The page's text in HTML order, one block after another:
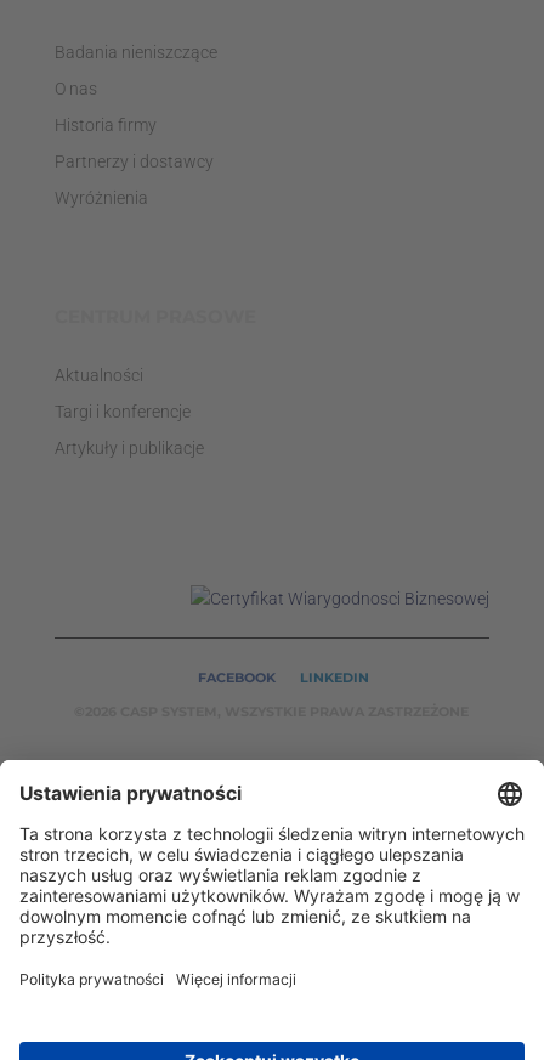
Badania nieniszczące
O nas
Historia firmy
Partnerzy i dostawcy
Wyróżnienia
Aktualności
Targi i konferencje
Artykuły i publikacje
FACEBOOK
LINKEDIN
CASPSYSTEM.PL
AUTOMATYKA24.PL
WZORCENDT.P
L
BINAR24.PL EH24.PL
CASP System – Twój partner w dziedzinie Badań
2002 - 2026 © CopyrightCASP System/Polityka